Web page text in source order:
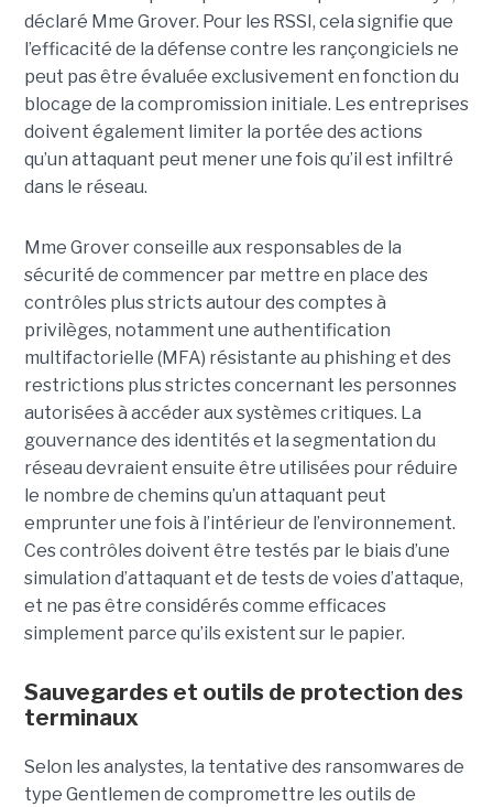
déclaré Mme Grover. Pour les RSSI, cela signifie que
l’efficacité de la défense contre les rançongiciels ne
peut pas être évaluée exclusivement en fonction du
blocage de la compromission initiale. Les entreprises
doivent également limiter la portée des actions
qu’un attaquant peut mener une fois qu’il est infiltré
dans le réseau.
Mme Grover conseille aux responsables de la
sécurité de commencer par mettre en place des
contrôles plus stricts autour des comptes à
privilèges, notamment une authentification
multifactorielle (MFA) résistante au phishing et des
restrictions plus strictes concernant les personnes
autorisées à accéder aux systèmes critiques. La
gouvernance des identités et la segmentation du
réseau devraient ensuite être utilisées pour réduire
le nombre de chemins qu’un attaquant peut
emprunter une fois à l’intérieur de l’environnement.
Ces contrôles doivent être testés par le biais d’une
simulation d’attaquant et de tests de voies d’attaque,
et ne pas être considérés comme efficaces
simplement parce qu’ils existent sur le papier.
Sauvegardes et outils de protection des
terminaux
Selon les analystes, la tentative des ransomwares de
type Gentlemen de compromettre les outils de